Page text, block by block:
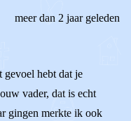
meer dan 2 jaar geleden
gevoel hebt dat je
vader, dat is echt
gingen merkte ik ook